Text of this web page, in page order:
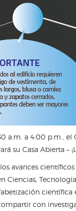
a.m. a 4:00 p.m., el
su Casa Abierta –
avances
Ciencias,
con